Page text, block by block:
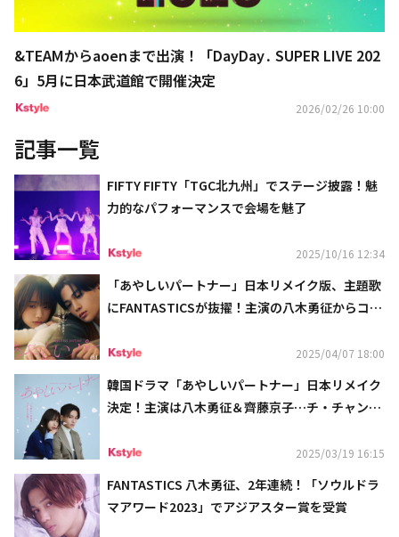
&TEAMからaoenまで出演！「DayDay․ SUPER LIVE 202
6」5月に日本武道館で開催決定
2026/02/26 10:00
記事一覧
FIFTY FIFTY「TGC北九州」でステージ披露！魅
力的なパフォーマンスで会場を魅了
2025/10/16 12:34
「あやしいパートナー」日本リメイク版、主題歌
にFANTASTICSが抜擢！主演の八木勇征からコメ
2025/04/07 18:00
韓国ドラマ「あやしいパートナー」日本リメイク
決定！主演は八木勇征＆齊藤京子…チ・チャンウ
2025/03/19 16:15
FANTASTICS 八木勇征、2年連続！「ソウルドラ
マアワード2023」でアジアスター賞を受賞